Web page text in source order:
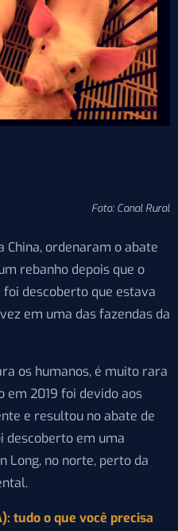
Foto: Canal Rural
China, ordenaram o abate
rebanho depois que o
foi descoberto que estava
em uma das fazendas da
os humanos, é muito rara
em 2019 foi devido aos
e resultou no abate de
descoberto em uma
Long, no norte, perto da
tudo o que você precisa